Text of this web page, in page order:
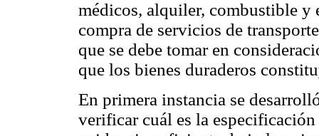
médicos, alquiler, combustible y
compra de servicios de
que se debe tomar en
que los bienes duraderos
En primera instancia se
verificar cuál es la